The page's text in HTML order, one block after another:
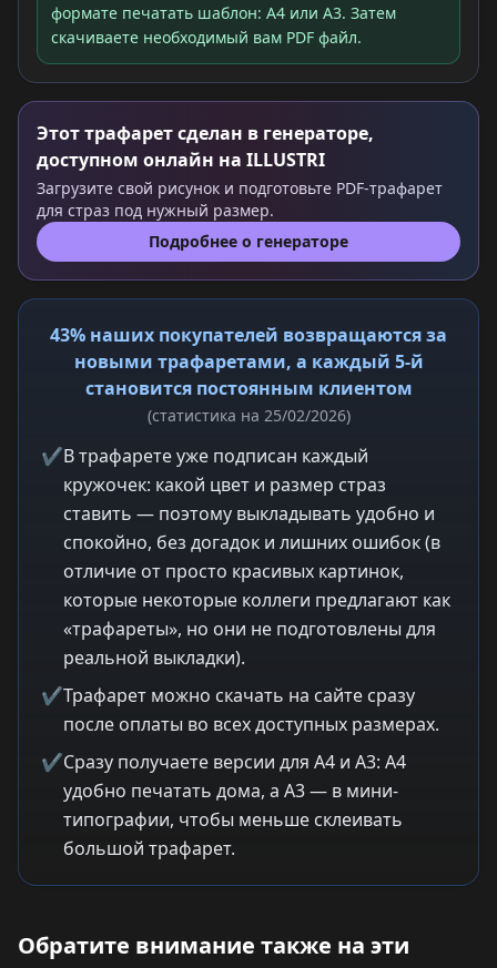
формате печатать шаблон: A4 или A3. Затем
скачиваете необходимый вам PDF файл.
Этот трафарет сделан в генераторе,
доступном онлайн на ILLUSTRI
Загрузите свой рисунок и подготовьте PDF-трафарет
для страз под нужный размер.
Подробнее о генераторе
43% наших покупателей возвращаются за
новыми трафаретами, а каждый 5-й
становится постоянным клиентом
(статистика на 25/02/2026)
✔В трафарете уже подписан каждый
кружочек: какой цвет и размер страз
ставить — поэтому выкладывать удобно и
спокойно, без догадок и лишних ошибок (в
отличие от просто красивых картинок,
которые некоторые коллеги предлагают как
«трафареты», но они не подготовлены для
реальной выкладки).
✔Трафарет можно скачать на сайте сразу
после оплаты во всех доступных размерах.
✔Сразу получаете версии для A4 и A3: A4
удобно печатать дома, а A3 — в мини-
типографии, чтобы меньше склеивать
большой трафарет.
Обратите внимание также на эти